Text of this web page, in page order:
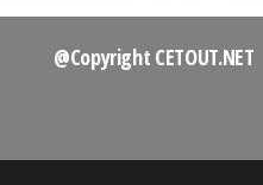
@Copyright CETOUT.NET